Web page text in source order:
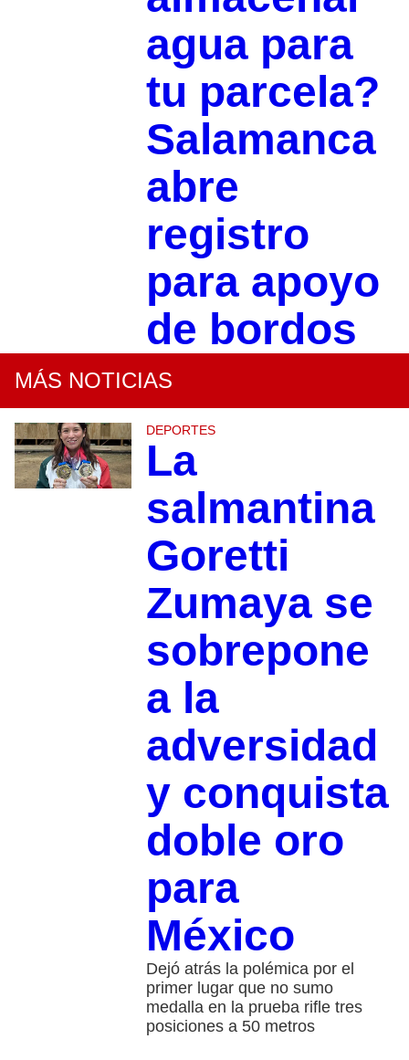
agua para
tu parcela?
Salamanca
abre
registro
para apoyo
de bordos
MÁS NOTICIAS
DEPORTES
La
salmantina
Goretti
Zumaya se
sobrepone
a la
adversidad
y conquista
doble oro
para
México
Dejó atrás la polémica por el
primer lugar que no sumo
medalla en la prueba rifle tres
posiciones a 50 metros